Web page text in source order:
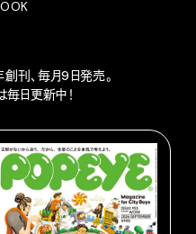
刊、毎月9日発売。
日更新中！